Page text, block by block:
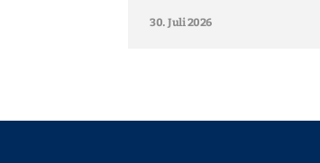
30. Juli 2026